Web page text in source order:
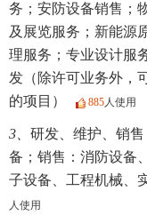
务；安防设备销售；
及展览服务；新能源
理服务；专业设计服
发（除许可业务外，
的项目）
885人使用
3、 研发、维护、销
备；销售：消防设备
子设备、工程机械、
人使用